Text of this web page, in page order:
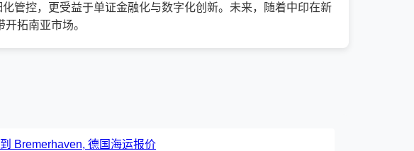
管控，更受益于单证金融化与数字化创新。未来，随着中印在新
拓南亚市场。
Bremerhaven, 德国海运报价